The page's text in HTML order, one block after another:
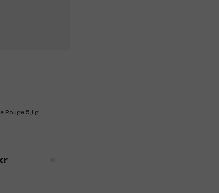
Lika elektriserande som den första
mer. Black Opium är en modern och
Rouge 5,1 g